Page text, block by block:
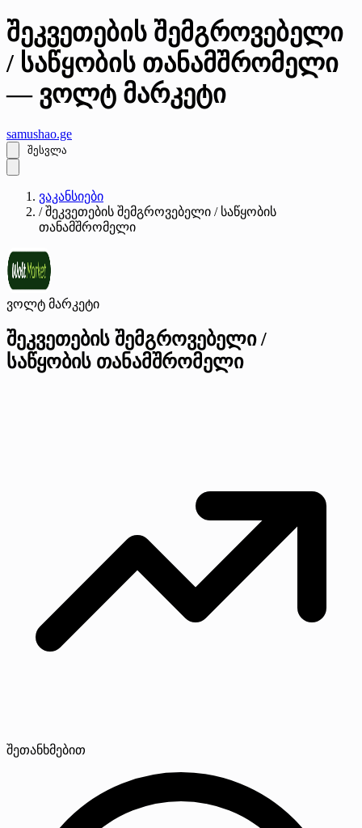
შეკვეთების შემგროვებელი
/ საწყობის თანამშრომელი
— ვოლტ მარკეტი
samushao.ge
შესვლა
ვაკანსიები
/ შეკვეთების შემგროვებელი / საწყობის
თანამშრომელი
ვოლტ მარკეტი
შეკვეთების შემგროვებელი /
საწყობის თანამშრომელი
შეთანხმებით